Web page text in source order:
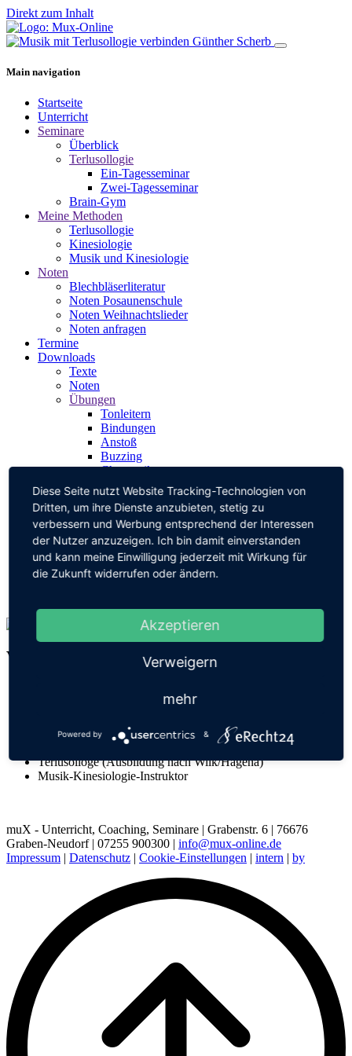
Direkt zum Inhalt
Main navigation
Startseite
Unterricht
Seminare
Überblick
Terlusollogie
Ein-Tagesseminar
Zwei-Tagesseminar
Brain-Gym
Meine Methoden
Terlusollogie
Kinesiologie
Musik und Kinesiologie
Noten
Blechbläserliteratur
Noten Posaunenschule
Noten Weihnachtslieder
Noten anfragen
Termine
Downloads
Texte
Noten
Übungen
Tonleitern
Bindungen
Anstoß
Buzzing
Chromatik
Dreiklänge
Rhythmus
Intonation
Nützliches
Spaß
Musik
Über mich
Vita
Studium an den Musikhochschulen Mannheim, Saarbrücken
Soloposaunist der Philharmonie Merck
freischaffender Musiker
Terlusolloge (Ausbildung nach Wilk/Hagena)
Musik-Kinesiologie-Instruktor
muX - Unterricht, Coaching, Seminare | Grabenstr. 6 | 76676
Graben-Neudorf | 07255 900300 | info@mux-online.de
Impressum | Datenschutz | Cookie-Einstellungen | intern | by
Diese Seite nutzt Website Tracking-Technologien von
Dritten, um ihre Dienste anzubieten, stetig zu
verbessern und Werbung entsprechend der Interessen
der Nutzer anzuzeigen. Ich bin damit einverstanden
und kann meine Einwilligung jederzeit mit Wirkung für
die Zukunft widerrufen oder ändern.
Akzeptieren
Verweigern
mehr
Powered by &